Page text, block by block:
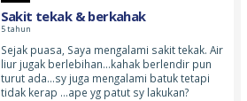
Sakit tekak & berkahak
5 tahun
Sejak puasa, Saya mengalami sakit tekak. Air
liur jugak berlebihan…kahak berlendir pun
turut ada…sy juga mengalami batuk tetapi
tidak kerap …ape yg patut sy lakukan?